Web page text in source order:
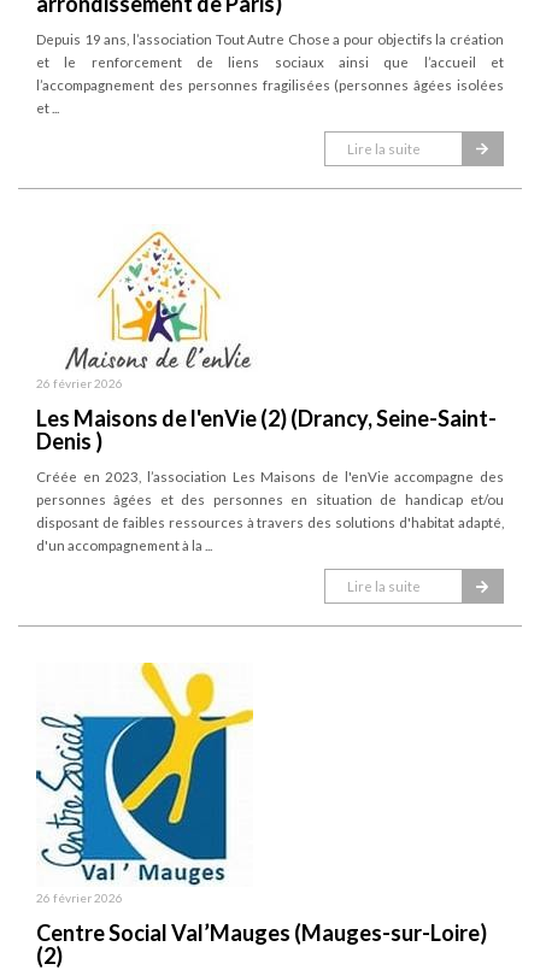
Depuis 19 ans, l’association Tout Autre Chose a pour objectifs la création
et le renforcement de liens sociaux ainsi que l’accueil et
l’accompagnement des personnes fragilisées (personnes âgées isolées
et ...
Lire la suite
26 février 2026
Les Maisons de l'enVie (2) (Drancy, Seine-Saint-
Denis )
Créée en 2023, l’association Les Maisons de l'enVie accompagne des
personnes âgées et des personnes en situation de handicap et/ou
disposant de faibles ressources à travers des solutions d'habitat adapté,
d'un accompagnement à la ...
Lire la suite
26 février 2026
Centre Social Val’Mauges (Mauges-sur-Loire)
(2)